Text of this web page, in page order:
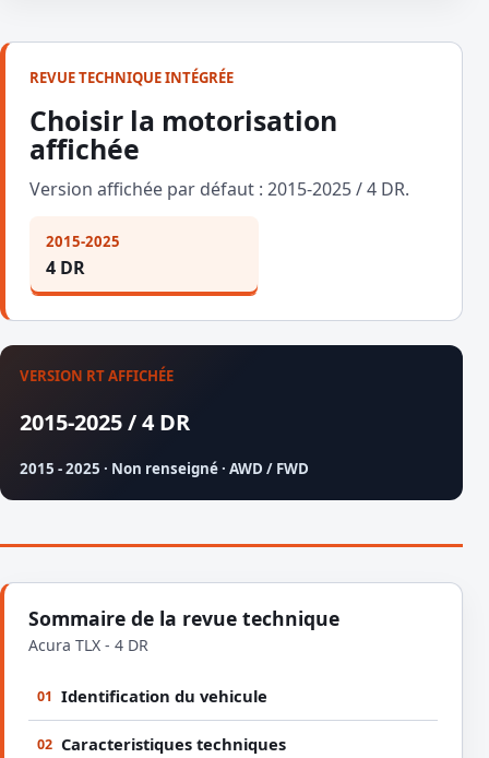
REVUE TECHNIQUE INTÉGRÉE
Choisir la motorisation
affichée
Version affichée par défaut : 2015-2025 / 4 DR.
2015-2025
4 DR
VERSION RT AFFICHÉE
2015-2025 / 4 DR
2015 - 2025 · Non renseigné · AWD / FWD
Sommaire de la revue technique
Acura TLX - 4 DR
01 Identification du vehicule
02 Caracteristiques techniques